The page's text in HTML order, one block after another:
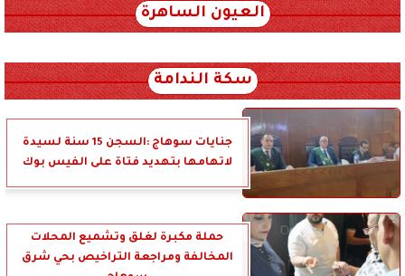
العيون الساهرة
سكة الندامة
جنايات سوهاج :السجن 15 سنة لسيدة
لاتهامها بتهديد فتاة على الفيس بوك
حملة مكبرة لغلق وتشميع المحلات
المخالفة ومراجعة التراخيص بحي شرق